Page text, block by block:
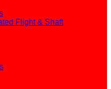
Flight & Shaft